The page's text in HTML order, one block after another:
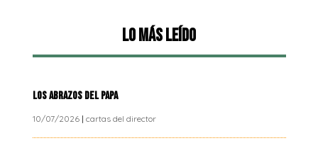
Lo más leído
LOS ABRAZOS DEL PAPA
10/07/2026| cartas del director